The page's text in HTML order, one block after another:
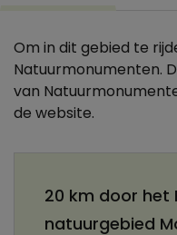
Om in dit gebied te
Natuurmonumenten.
van
de website.
20 km door het
natuurgebied